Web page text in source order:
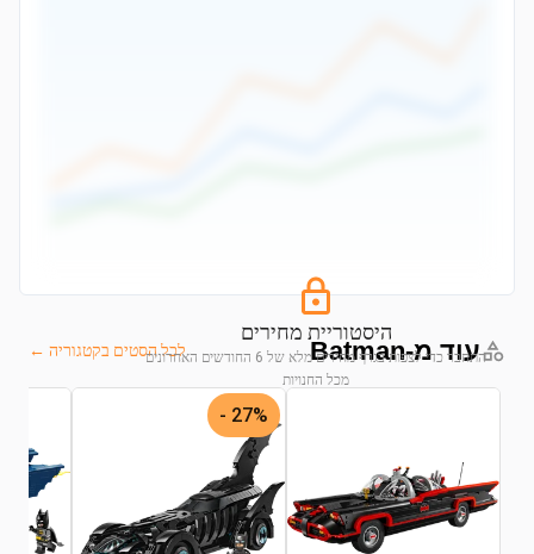
היסטוריית מחירים
התחבר כדי לצפות בגרף מחירים מלא של 6 החודשים האחרונים
מכל החנויות
התחבר לצפייה בגרף
עוד מ-Batman לכל הסטים בקטגוריה ←
27% -